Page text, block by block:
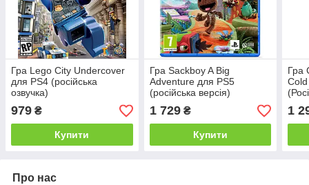
Гра Lego City Undercover
для PS4 (російська
озвучка)
979 ₴
Купити
Гра Sackboy A Big
Adventure для PS5
(російська версія)
1 729₴
Купити
Гра
1
Про нас